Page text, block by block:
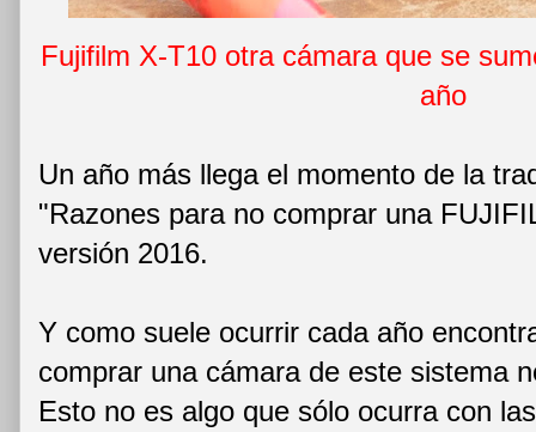
Fujifilm X-T10 otra cámara que se
año
Un año más llega el momento de la
"Razones para no comprar una
versión 2016.
Y como suele ocurrir cada año
comprar una cámara de este sistema
Esto no es algo que sólo ocurra con